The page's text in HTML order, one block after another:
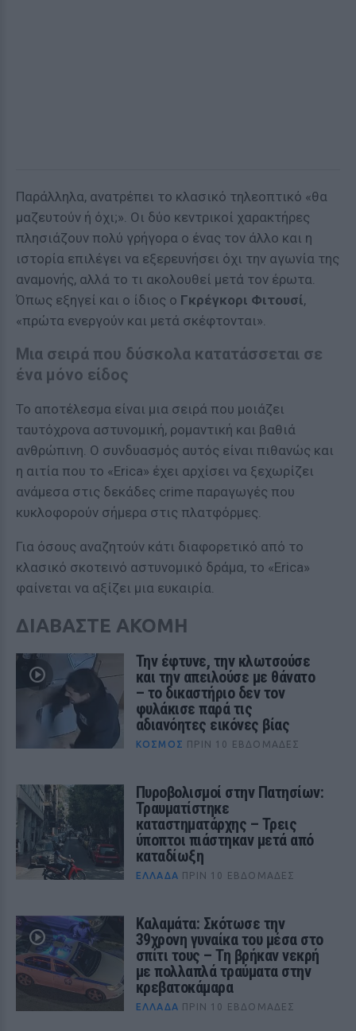
Παράλληλα, ανατρέπει το κλασικό τηλεοπτικό «θα
μαζευτούν ή όχι;». Οι δύο κεντρικοί χαρακτήρες
πλησιάζουν πολύ γρήγορα ο ένας τον άλλο και η
ιστορία επιλέγει να εξερευνήσει όχι την αγωνία της
αναμονής, αλλά το τι ακολουθεί μετά τον έρωτα.
Όπως εξηγεί και ο ίδιος ο Γκρέγκορι Φιτουσί,
«πρώτα ενεργούν και μετά σκέφτονται».
Μια σειρά που δύσκολα κατατάσσεται σε
ένα μόνο είδος
Το αποτέλεσμα είναι μια σειρά που μοιάζει
ταυτόχρονα αστυνομική, ρομαντική και βαθιά
ανθρώπινη. Ο συνδυασμός αυτός είναι πιθανώς και
η αιτία που το «Erica» έχει αρχίσει να ξεχωρίζει
ανάμεσα στις δεκάδες crime παραγωγές που
κυκλοφορούν σήμερα στις πλατφόρμες.
Για όσους αναζητούν κάτι διαφορετικό από το
κλασικό σκοτεινό αστυνομικό δράμα, το «Erica»
φαίνεται να αξίζει μια ευκαιρία.
ΔΙΑΒΑΣΤΕ ΑΚΟΜΗ
Την έφτυνε, την κλωτσούσε
και την απειλούσε με θάνατο
– το δικαστήριο δεν τον
φυλάκισε παρά τις
αδιανόητες εικόνες βίας
ΚΌΣΜΟΣ ΠΡΙΝ 10 ΕΒΔΟΜΆΔΕΣ
Πυροβολισμοί στην Πατησίων:
Τραυματίστηκε
καταστηματάρχης – Τρεις
ύποπτοι πιάστηκαν μετά από
καταδίωξη
ΕΛΛΆΔΑ ΠΡΙΝ 10 ΕΒΔΟΜΆΔΕΣ
Καλαμάτα: Σκότωσε την
39χρονη γυναίκα του μέσα στο
σπίτι τους – Τη βρήκαν νεκρή
με πολλαπλά τραύματα στην
κρεβατοκάμαρα
ΕΛΛΆΔΑ ΠΡΙΝ 10 ΕΒΔΟΜΆΔΕΣ